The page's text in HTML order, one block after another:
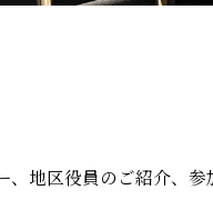
、地区役員のご紹介、